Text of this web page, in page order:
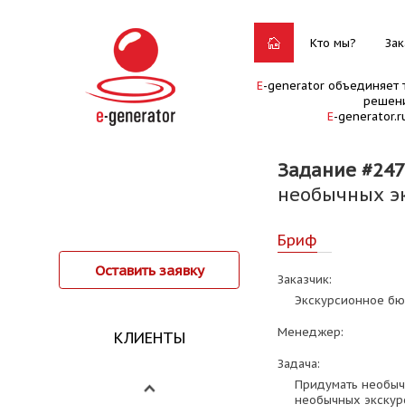
Кто мы?
E-generator объединяет
E-
Задание
необычных
Оставить заявку
КЛИЕНТЫ
Бриф
Заказчик:
Экскурсионное
Менеджер:
Задача:
Придумать
необычных